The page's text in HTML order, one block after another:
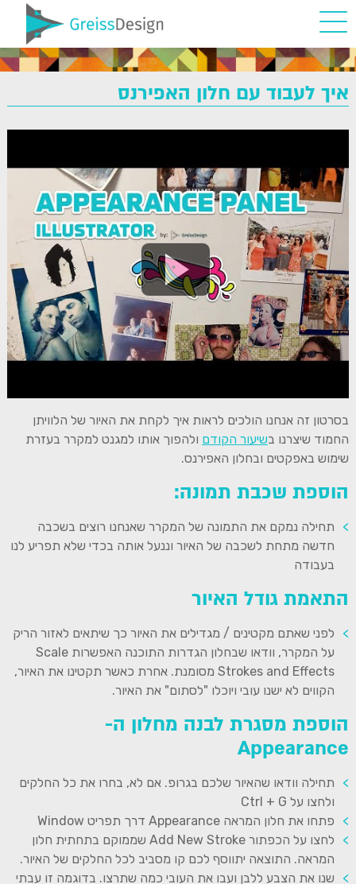
איך לעבוד עם חלון האפירנס
בסרטון זה אנחנו הולכים לראות איך לקחת את האיור של הלוויתן
החמוד שיצרנו בשיעור הקודם ולהפוך אותו למגנט למקרר בעזרת
שימוש באפקטים ובחלון האפירנס.
הוספת שכבת תמונה:
תחילה נמקם את התמונה של המקרר שאנחנו רוצים בשכבה
חדשה מתחת לשכבה של האיור וננעל אותה בכדי שלא תפריע לנו
בעבודה
התאמת גודל האיור
לפני שאתם מקטינים / מגדילים את האיור כך שיתאים לאזור הריק
על המקרר, וודאו שבחלון הגדרות התוכנה האפשרות Scale
Strokes and Effects מסומנת. אחרת כאשר תקטינו את האיור,
הקווים לא ישנו עובי ויוכלו "לסתום" את האיור.
הוספת מסגרת לבנה מחלון ה-
Appearance
תחילה וודאו שהאיור שלכם בגרופ. אם לא, בחרו את כל החלקים
ולחצו על Ctrl + G
פתחו את חלון המראה Appearance דרך תפריט Window
לחצו על הכפתור Add New Stroke שממוקם בתחתית חלון
המראה. התוצאה יתווסף לכם קו מסביב לכל החלקים של האיור.
שנו את הצבע ללבן ועבו את העובי כמה שתרצו. בדוגמה זו עבתי